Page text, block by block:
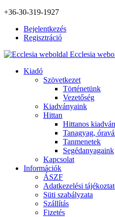
+36-30-319-1927
Bejelentkezés
Regisztráció
Ecclesia
Kiadó
Szövetkezet
Történetünk
Vezetőség
Kiadványaink
Hittan
Hittanos
Tanagyag,
Tanmenetek
Segédanyagaink
Kapcsolat
Információk
ÁSZF
Adatkezelési
Süti szabályzata
Szállítás
Fizetés